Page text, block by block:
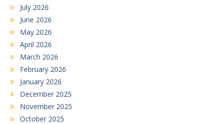
July 2026
June 2026
May 2026
April 2026
March 2026
February 2026
January 2026
December 2025
November 2025
October 2025